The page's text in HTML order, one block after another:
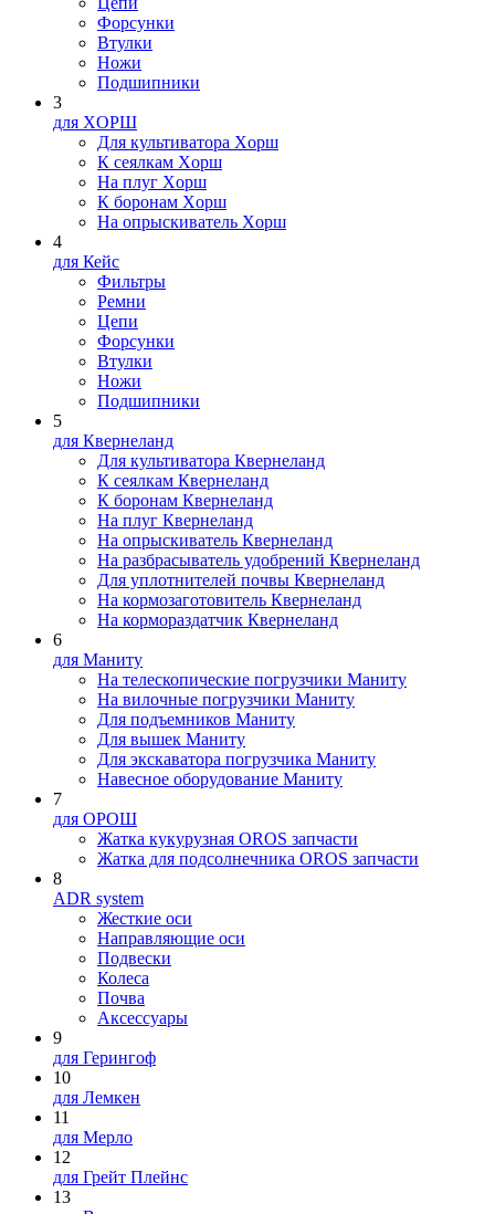
Форсунки
Втулки
Ножи
Подшипники
3
для XOPШ
Для культиватора Xopш
К сеялкам Xopш
На плуг Xopш
К боронам Xopш
На опрыскиватель Xopш
4
для Кейс
Фильтры
Ремни
Цепи
Форсунки
Втулки
Ножи
Подшипники
5
для Квернеланд
Для культиватора Квернеланд
К сеялкам Квернеланд
К боронам Квернеланд
На плуг Квернеланд
На опрыскиватель Квернеланд
На разбрасыватель удобрений Квернеланд
Для уплотнителей почвы Квернеланд
На кормозаготовитель Квернеланд
На кормораздатчик Квернеланд
6
для Маниту
На телескопические погрузчики Маниту
На вилочные погрузчики Маниту
Для подъемников Маниту
Для вышек Маниту
Для экскаватора погрузчика Маниту
Навесное оборудование Маниту
7
для ОРОШ
Жатка кукурузная OROS запчасти
Жатка для подсолнечника OROS запчасти
8
ADR system
Жесткие оси
Направляющие оси
Подвески
Колеса
Почва
Аксессуары
9
для Герингоф
10
для Лемкен
11
для Мерло
12
для Грейт Плейнс
13